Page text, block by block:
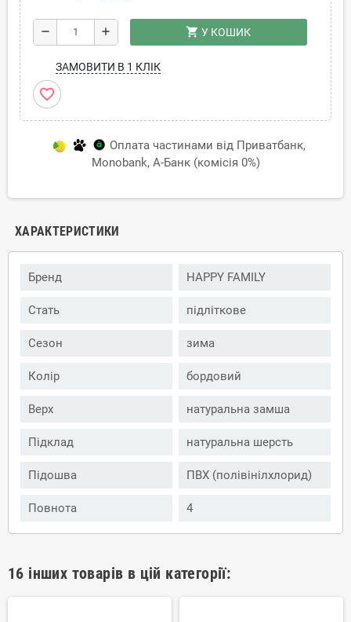
remove add shopping_cart У КОШИК
ЗАМОВИТИ В 1 КЛІК
favorite_border
Оплата частинами від Приватбанк,
Monobank, А-Банк (комісія 0%)
ХАРАКТЕРИСТИКИ
Бренд HAPPY FAMILY
Стать підліткове
Сезон зима
Колір бордовий
Верх натуральна замша
Підклад натуральна шерсть
Підошва ПВХ (полівінілхлорид)
Повнота 4
16 інших товарів в цій категорії: